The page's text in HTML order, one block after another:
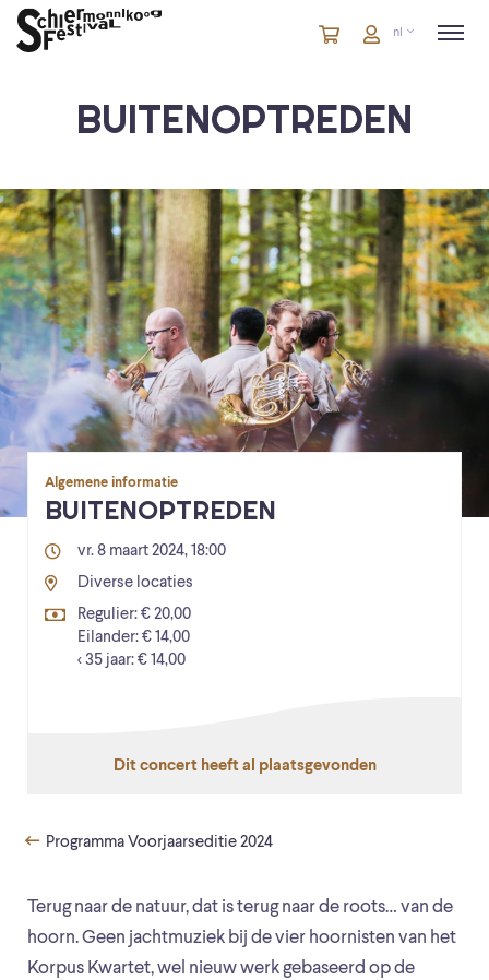
Winkelmandje
artikelen
Account
nl
BUITENOPTREDEN
Terug naar de natuur, dat is terug naar de roots… van de
hoorn. Geen jachtmuziek bij de vier hoornisten van het
Korpus Kwartet, wel nieuw werk gebaseerd op de
Algemene informatie
BUITENOPTREDEN
vr. 8 maart 2024, 18:00
Diverse locaties
Regulier: € 20,00
Eilander: € 14,00
< 35 jaar: € 14,00
Dit concert heeft al plaatsgevonden
Programma Voorjaarseditie 2024